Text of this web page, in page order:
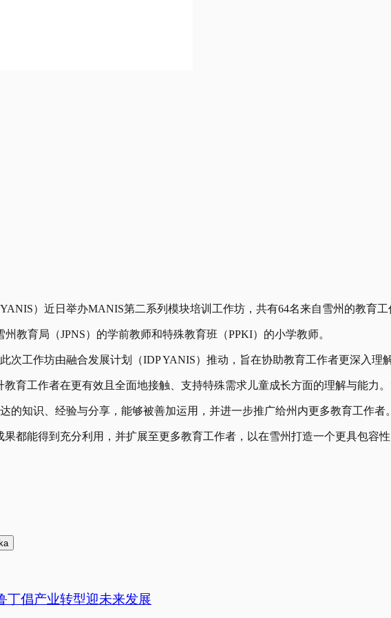
）近日举办MANIS第二系列模块培训工作坊，共有64名来自雪州的教育工
教育局（JPNS）的学前教师和特殊教育班（PPKI）的小学教师。
次工作坊由融合发展计划（IDP YANIS）推动，旨在协助教育工作者更深入理
育工作者在更有效且全面地接触、支持特殊需求儿童成长方面的理解与能力。
的知识、经验与分享，能够被善加运用，并进一步推广给州内更多教育工作者。
都能得到充分利用，并扩展至更多教育工作者，以在雪州打造一个更具包容
丁倡产业转型迎未来发展